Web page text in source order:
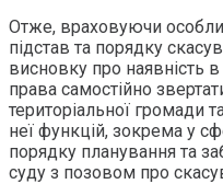
Отже, враховуючи
підстав та порядку
висновку про наявність
права самостійно
територіальної громади
неї функцій, зокрема у
порядку планування та
суду з позовом про